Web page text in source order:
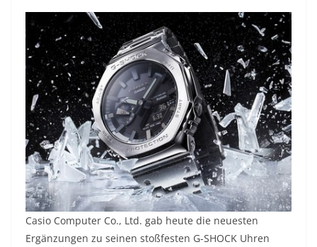
Casio Computer Co., Ltd. gab heute die neuesten
Ergänzungen zu seinen stoßfesten G-SHOCK Uhren